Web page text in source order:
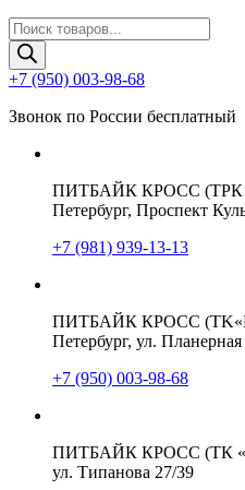
Поиск
товаров
+7 (950) 003-98-68
Звонок по России бесплатный
ПИТБАЙК КРОСС (ТРК
Петербург, Проспект
+7 (981) 939-13-13
ПИТБАЙК КРОСС
Петербург, ул.
+7 (950) 003-98-68
ПИТБАЙК КРОСС (ТК
ул. Типанова 27/39